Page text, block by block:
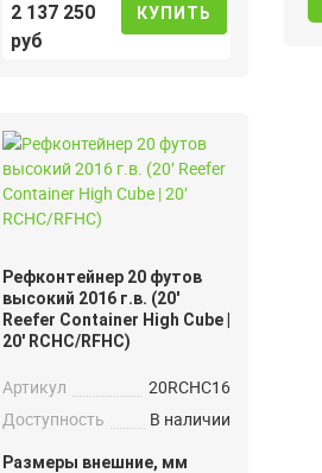
2 137 250
руб
КУПИТЬ
Рефконтейнер 20 футов
высокий 2016 г.в. (20′
Reefer Container High Cube |
20′ RCHC/RFHC)
Артикул
20RCHC16
Доступность
В наличии
Размеры внешние, мм